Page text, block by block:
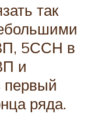
так
5ССН в
и
первый
ряда.